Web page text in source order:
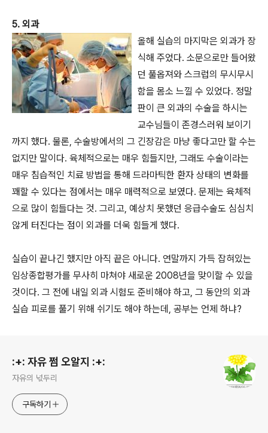
5. 외과
올해 실습의 마지막은 외과가 장
식해 주었다. 소문으로만 들어왔
던 풀옵져와 스크럽의 무시무시
함을 몸소 느낄 수 있었다. 정말
판이 큰 외과의 수술을 하시는
교수님들이 존경스러워 보이기
까지 했다. 물론, 수술방에서의 그 긴장감은 마냥 좋다고만 할 수는
없지만 말이다. 육체적으로는 매우 힘들지만, 그래도 수술이라는
매우 침습적인 치료 방법을 통해 드라마틱한 환자 상태의 변화를
꽤할 수 있다는 점에서는 매우 매력적으로 보였다. 문제는 육체적
으로 많이 힘들다는 것. 그리고, 예상치 못했던 응급수술도 심심치
않게 터진다는 점이 외과를 더욱 힘들게 했다.
실습이 끝나긴 했지만 아직 끝은 아니다. 연말까지 가득 잡혀있는
임상종합평가를 무사히 마쳐야 새로운 2008년을 맞이할 수 있을
것이다. 그 전에 내일 외과 시험도 준비해야 하고, 그 동안의 외과
실습 피로를 풀기 위해 쉬기도 해야 하는데, 공부는 언제 하냐?
:+: 자유 쩜 오알지 :+:
자유의 넋두리
구독하기